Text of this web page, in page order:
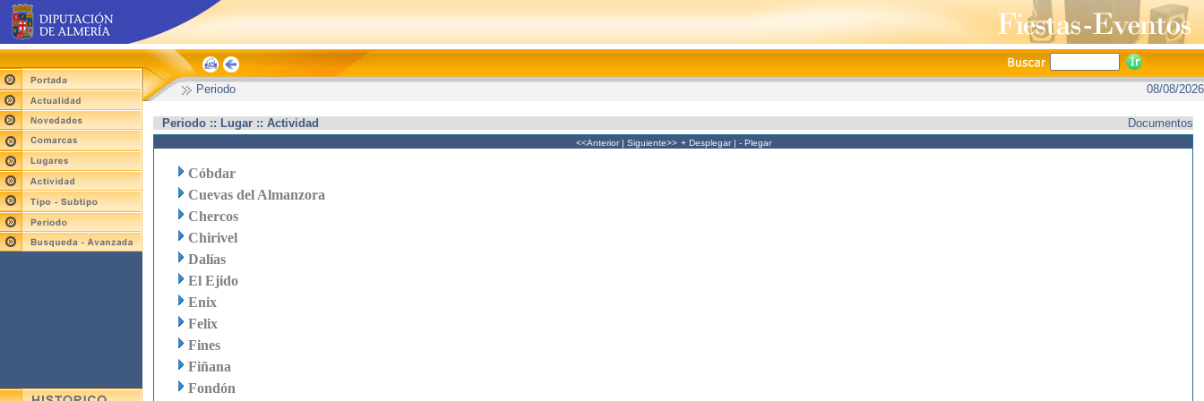
Periodo 08/08/2026
Periodo :: Lugar :: Actividad Documentos
<<Anterior| Siguiente>> + Desplegar| - Plegar
Cóbdar
Cuevas del Almanzora
Chercos
Chirivel
Dalías
El Ejido
Enix
Felix
Fines
Fiñana
Fondón